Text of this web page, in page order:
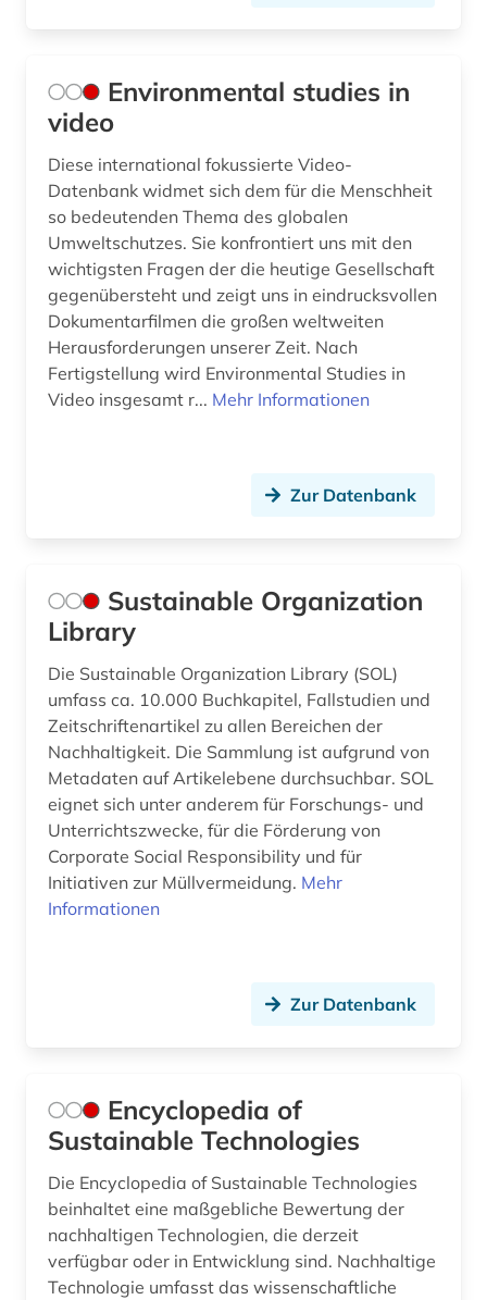
Environmental studies in
video
Diese international fokussierte Video-
Datenbank widmet sich dem für die Menschheit
so bedeutenden Thema des globalen
Umweltschutzes. Sie konfrontiert uns mit den
wichtigsten Fragen der die heutige Gesellschaft
gegenübersteht und zeigt uns in eindrucksvollen
Dokumentarfilmen die großen weltweiten
Herausforderungen unserer Zeit. Nach
Fertigstellung wird Environmental Studies in
Video insgesamt r... Mehr Informationen
Zur Datenbank
Sustainable Organization
Library
Die Sustainable Organization Library (SOL)
umfass ca. 10.000 Buchkapitel, Fallstudien und
Zeitschriftenartikel zu allen Bereichen der
Nachhaltigkeit. Die Sammlung ist aufgrund von
Metadaten auf Artikelebene durchsuchbar. SOL
eignet sich unter anderem für Forschungs- und
Unterrichtszwecke, für die Förderung von
Corporate Social Responsibility und für
Initiativen zur Müllvermeidung. Mehr
Informationen
Zur Datenbank
Encyclopedia of
Sustainable Technologies
Die Encyclopedia of Sustainable Technologies
beinhaltet eine maßgebliche Bewertung der
nachhaltigen Technologien, die derzeit
verfügbar oder in Entwicklung sind. Nachhaltige
Technologie umfasst das wissenschaftliche